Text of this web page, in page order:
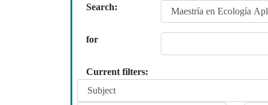
Search:
for
Current filters: